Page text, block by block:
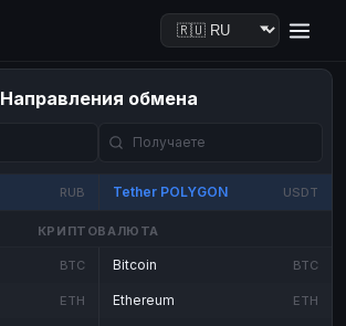
Направления обмена
RUB Tether POLYGON USDT
КРИПТОВАЛЮТА
BTC
ETH
Bitcoin BTC
Ethereum ETH